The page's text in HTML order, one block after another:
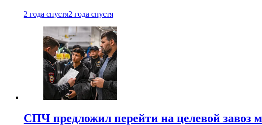
2 года спустя2 года спустя
СПЧ предложил перейти на целевой завоз